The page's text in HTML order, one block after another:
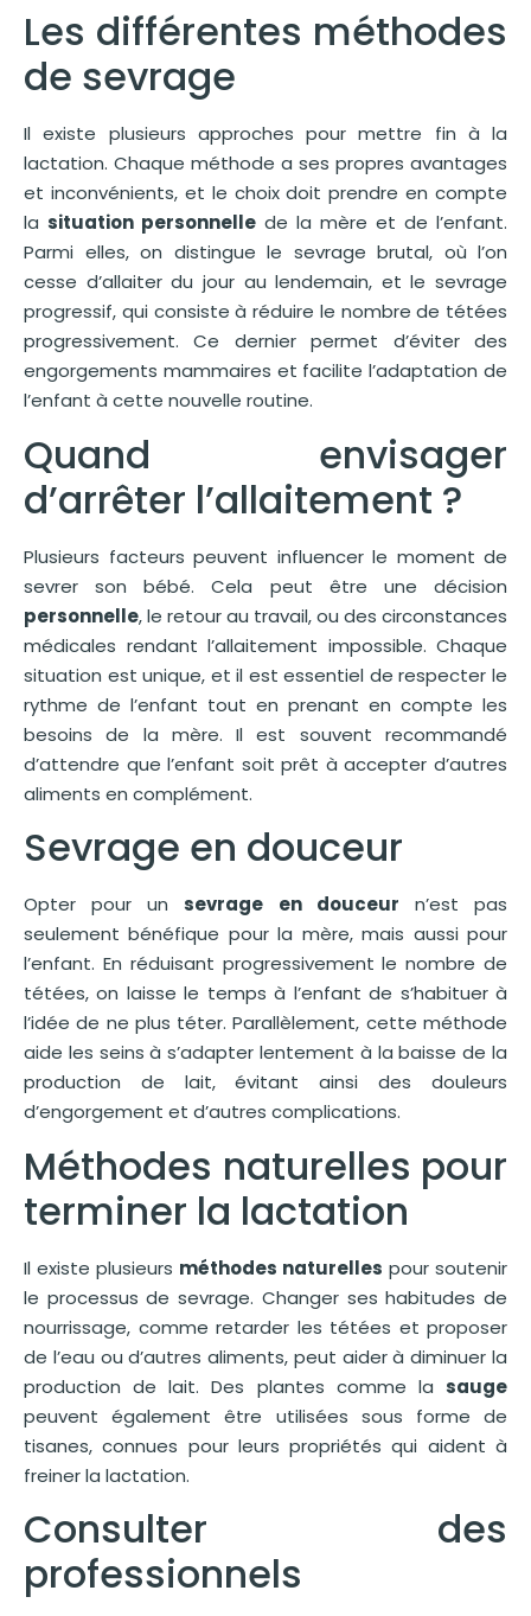
Les différentes méthodes
de sevrage
Il existe plusieurs approches pour mettre fin à la
lactation. Chaque méthode a ses propres avantages
et inconvénients, et le choix doit prendre en compte
la situation personnelle de la mère et de l’enfant.
Parmi elles, on distingue le sevrage brutal, où l’on
cesse d’allaiter du jour au lendemain, et le sevrage
progressif, qui consiste à réduire le nombre de tétées
progressivement. Ce dernier permet d’éviter des
engorgements mammaires et facilite l’adaptation de
l’enfant à cette nouvelle routine.
Quand envisager
d’arrêter l’allaitement ?
Plusieurs facteurs peuvent influencer le moment de
sevrer son bébé. Cela peut être une décision
personnelle, le retour au travail, ou des circonstances
médicales rendant l’allaitement impossible. Chaque
situation est unique, et il est essentiel de respecter le
rythme de l’enfant tout en prenant en compte les
besoins de la mère. Il est souvent recommandé
d’attendre que l’enfant soit prêt à accepter d’autres
aliments en complément.
Sevrage en douceur
Opter pour unsevrage en douceur n’est pas
seulement bénéfique pour la mère, mais aussi pour
l’enfant. En réduisant progressivement le nombre de
tétées, on laisse le temps à l’enfant de s’habituer à
l’idée de ne plus téter. Parallèlement, cette méthode
aide les seins à s’adapter lentement à la baisse de la
production de lait, évitant ainsi des douleurs
d’engorgement et d’autres complications.
Méthodes naturelles pour
terminer la lactation
Il existe plusieurs méthodes naturelles pour soutenir
le processus de sevrage. Changer ses habitudes de
nourrissage, comme retarder les tétées et proposer
de l’eau ou d’autres aliments, peut aider à diminuer la
production de lait. Des plantes comme la sauge
peuvent également être utilisées sous forme de
tisanes, connues pour leurs propriétés qui aident à
freiner la lactation.
Consulter des
professionnels